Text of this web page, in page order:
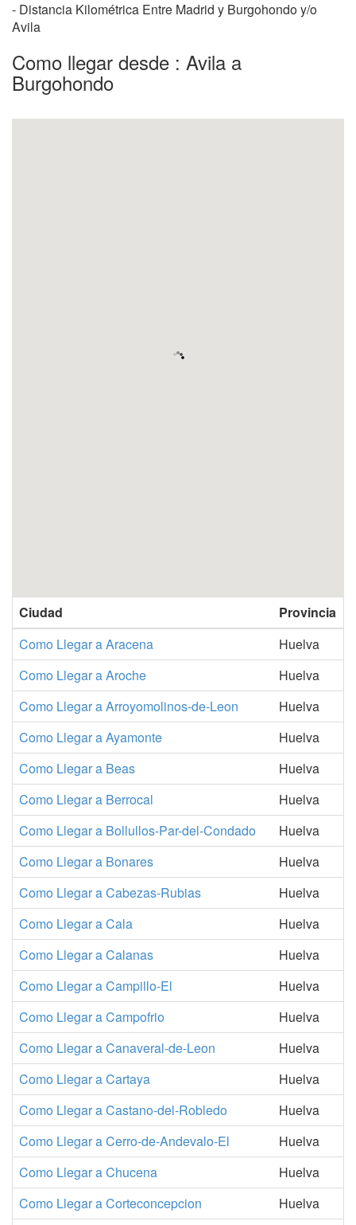
- Distancia Kilométrica Entre Madrid y Burgohondo y/o
Avila
Como llegar desde : Avila a
Burgohondo
Ciudad
Provincia
Como Llegar a Aracena
Huelva
Como Llegar a Aroche
Huelva
Como Llegar a Arroyomolinos-de-Leon
Huelva
Como Llegar a Ayamonte
Huelva
Como Llegar a Beas
Huelva
Como Llegar a Berrocal
Huelva
Como Llegar a Bollullos-Par-del-Condado
Huelva
Como Llegar a Bonares
Huelva
Como Llegar a Cabezas-Rubias
Huelva
Como Llegar a Cala
Huelva
Como Llegar a Calanas
Huelva
Como Llegar a Campillo-El
Huelva
Como Llegar a Campofrio
Huelva
Como Llegar a Canaveral-de-Leon
Huelva
Como Llegar a Cartaya
Huelva
Como Llegar a Castano-del-Robledo
Huelva
Como Llegar a Cerro-de-Andevalo-El
Huelva
Como Llegar a Chucena
Huelva
Como Llegar a Corteconcepcion
Huelva